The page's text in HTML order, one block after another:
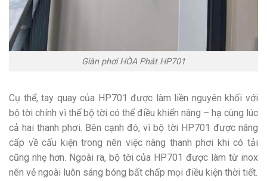
Giàn phơi HÒA Phát HP701
Cụ thể, tay quay của HP701 được làm liền nguyên khối với
bộ tời chính vì thế bộ tời có thể điều khiển nâng – hạ cùng lúc
cả hai thanh phơi. Bên cạnh đó, vì bộ tời HP701 được nâng
cấp về cấu kiện trong nên việc nâng thanh phơi khi có tải
cũng nhẹ hơn. Ngoài ra, bộ tời của HP701 được làm từ inox
nên vẻ ngoài luôn sáng bóng bất chấp mọi điều kiện thời tiết.